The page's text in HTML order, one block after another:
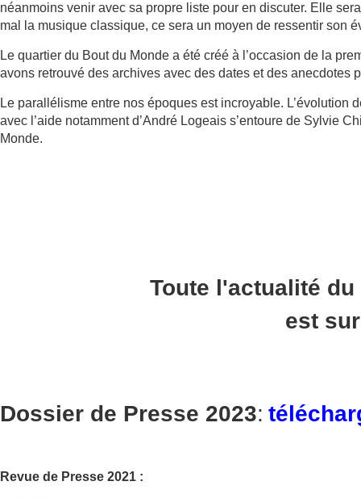
néanmoins venir avec sa propre liste pour en discuter. Elle
mal la musique classique, ce sera un moyen de ressentir son
Le quartier du Bout du Monde a été créé à l’occasion de la
avons retrouvé des archives avec des dates et des anecdotes
Le parallélisme entre nos époques est incroyable.
avec l’aide notamment d’André Logeais s’entoure de Sylvie
Monde.
Toute l'actualité
est
Dossier de Presse 2023:
Revue de Presse 2021 :